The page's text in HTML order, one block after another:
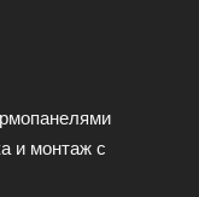
и монтаж с